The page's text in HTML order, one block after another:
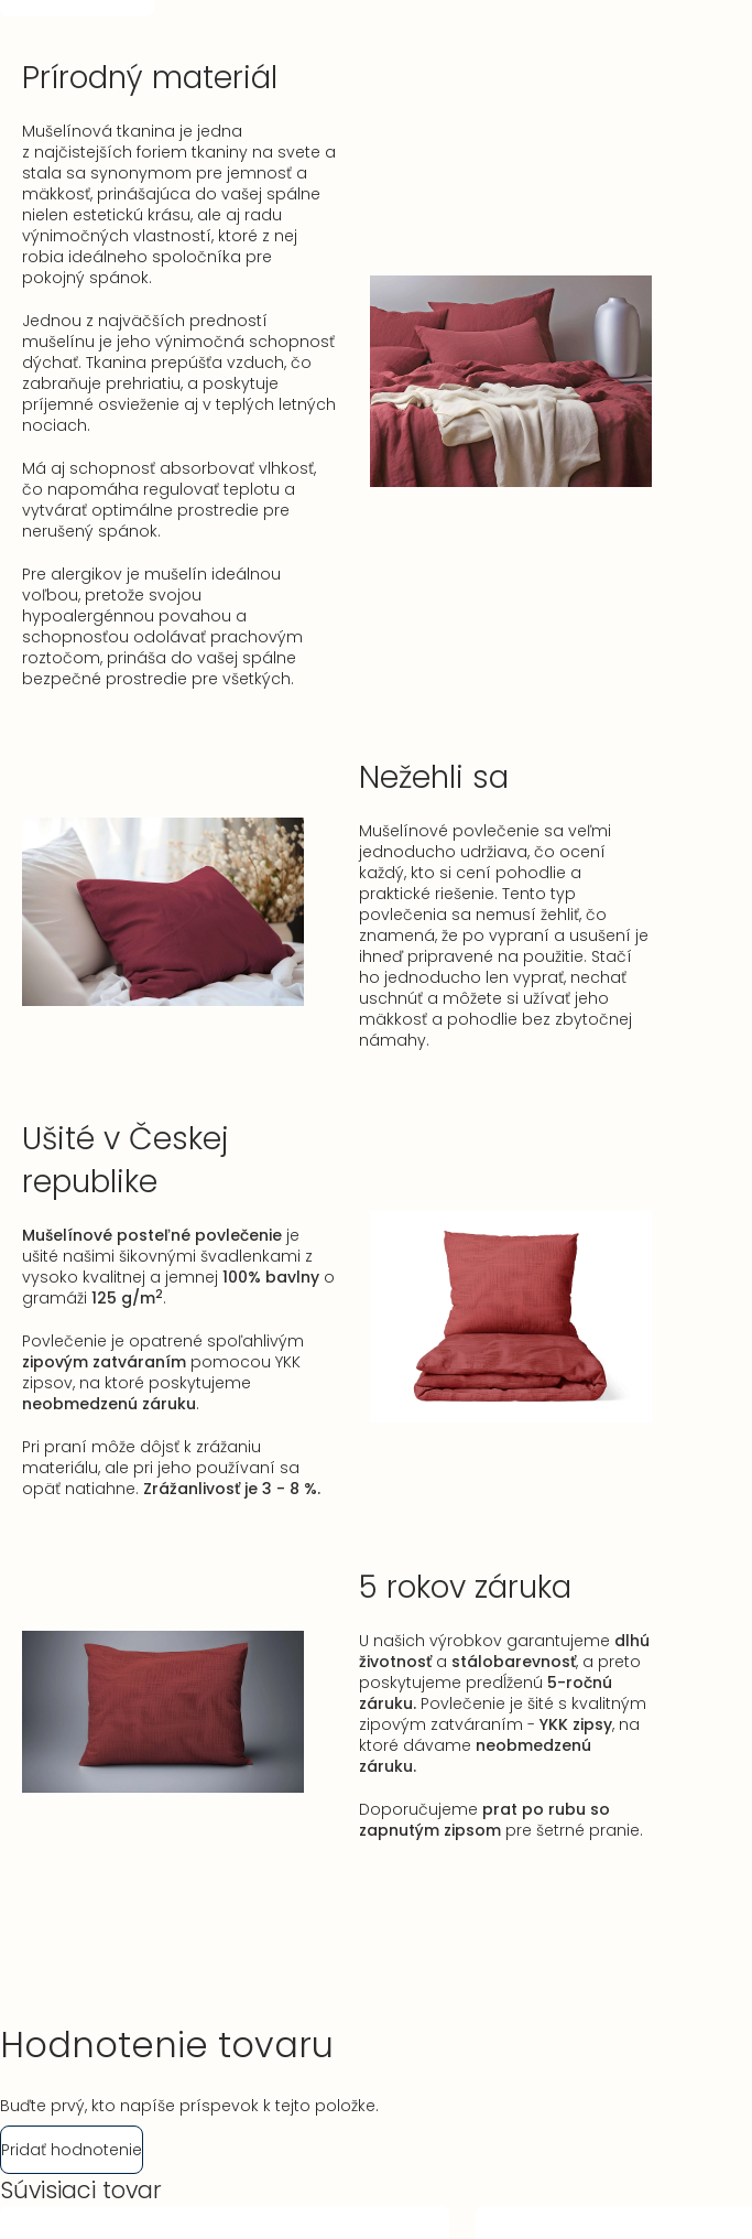
Prírodný materiál
Mušelínová tkanina je jedna
z najčistejších foriem tkaniny na svete a
stala sa synonymom pre jemnosť a
mäkkosť, prinášajúca do vašej spálne
nielen estetickú krásu, ale aj radu
výnimočných vlastností, ktoré z nej
robia ideálneho spoločníka pre
pokojný spánok.
Jednou z najväčších predností
mušelínu je jeho výnimočná schopnosť
dýchať. Tkanina prepúšťa vzduch, čo
zabraňuje prehriatiu, a poskytuje
príjemné osvieženie aj v teplých letných
nociach.
Má aj schopnosť absorbovať vlhkosť,
čo napomáha regulovať teplotu a
vytvárať optimálne prostredie pre
nerušený spánok.
Pre alergikov je mušelín ideálnou
voľbou, pretože svojou
hypoalergénnou povahou a
schopnosťou odolávať prachovým
roztočom, prináša do vašej spálne
bezpečné prostredie pre všetkých.
Nežehli sa
Mušelínové povlečenie sa veľmi
jednoducho udržiava, čo ocení
každý, kto si cení pohodlie a
praktické riešenie. Tento typ
povlečenia sa nemusí žehliť, čo
znamená, že po vypraní a usušení je
ihneď pripravené na použitie. Stačí
ho jednoducho len vyprať, nechať
uschnúť a môžete si užívať jeho
mäkkosť a pohodlie bez zbytočnej
námahy.
Ušité v Českej
republike
Mušelínové posteľné povlečenie je
ušité našimi šikovnými švadlenkami z
vysoko kvalitnej a jemnej 100% bavlny o
gramáži 125 g/m2.
Povlečenie je opatrené spoľahlivým
zipovým zatváraním pomocou YKK
zipsov, na ktoré poskytujeme
neobmedzenú záruku.
Pri praní môže dôjsť k zrážaniu
materiálu, ale pri jeho používaní sa
opäť natiahne. Zrážanlivosť je 3 - 8 %.
5 rokov záruka
U našich výrobkov garantujeme dlhú
životnosťa stálobarevnosť, a preto
poskytujeme predĺženú 5-ročnú
záruku. Povlečenie je šité s kvalitným
zipovým zatváraním - YKK zipsy, na
ktoré dávame neobmedzenú
záruku.
Doporučujeme prat po rubu so
zapnutým zipsom pre šetrné pranie.
Hodnotenie tovaru
Buďte prvý, kto napíše príspevok k tejto položke.
Pridať hodnotenie
Súvisiaci tovar